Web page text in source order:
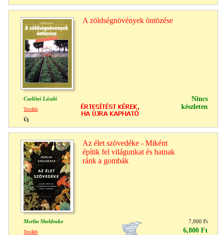
A zöldségnövények öntözése
Cselőtei László
Nincs
készleten
Tovább
Új
Az élet szövedéke - Miként
építik fel világunkat és hatnak
ránk a gombák
Merlin Sheldrake 7,000 Ft
6,800 Ft
Tovább